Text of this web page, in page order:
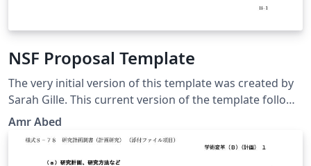
NSF Proposal Template
The very initial version of this template was created by
Sarah Gille. This current version of the template follows
the guidelines in NSF GPG 15-1. It is your responsibility
current NSF GPG and your program solicitation. Good
Amr Abed